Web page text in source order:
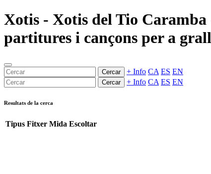
Xotis - Xotis del Tio
partitures i cançons per a
Cercar + Info CA ES EN
Cercar + Info CA ES EN
Resultats de la cerca
Tipus Fitxer Mida Escoltar